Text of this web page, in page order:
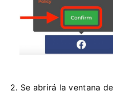
2. Se abrirá la ventana